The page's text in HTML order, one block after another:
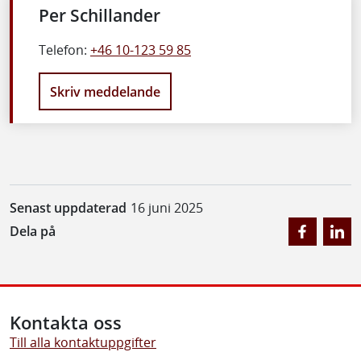
Per Schillander
Telefon: +46 10-123 59 85
Skriv meddelande
Senast uppdaterad 16 juni 2025
Dela på
Kontakta oss
Till alla kontaktuppgifter